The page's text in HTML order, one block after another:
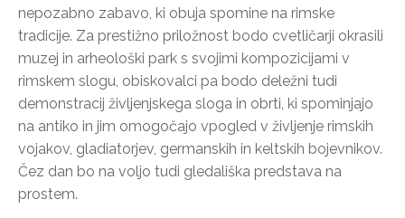
nepozabno zabavo, ki obuja spomine na rimske
tradicije. Za prestižno priložnost bodo cvetličarji okrasili
muzej in arheološki park s svojimi kompozicijami v
rimskem slogu, obiskovalci pa bodo deležni tudi
demonstracij življenjskega sloga in obrti, ki spominjajo
na antiko in jim omogočajo vpogled v življenje rimskih
vojakov, gladiatorjev, germanskih in keltskih bojevnikov.
Čez dan bo na voljo tudi gledališka predstava na
prostem.